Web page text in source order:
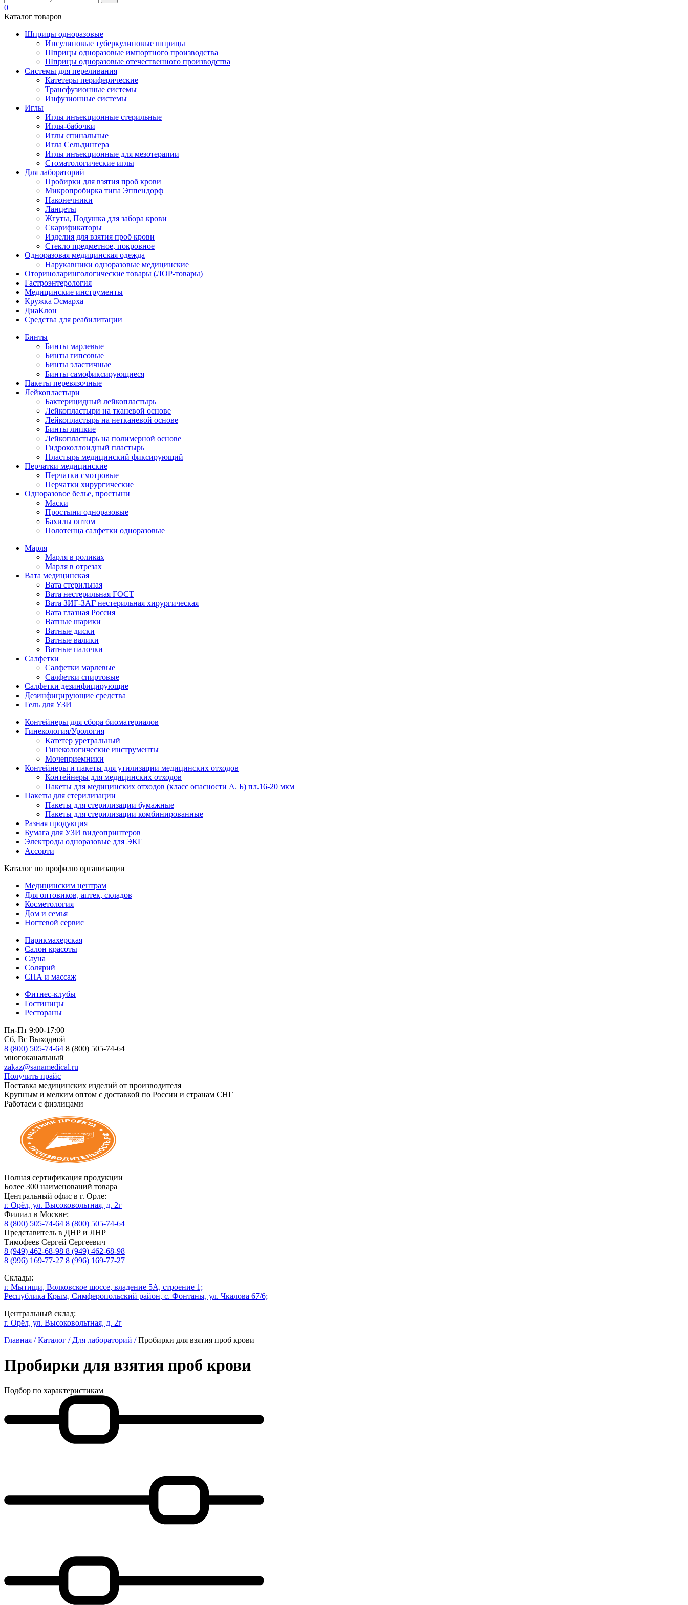
0
Каталог товаров
Шприцы одноразовые
Инсулиновые туберкулиновые шприцы
Шприцы одноразовые импортного производства
Шприцы одноразовые отечественного производства
Системы для переливания
Катетеры периферические
Трансфузионные системы
Инфузионные системы
Иглы
Иглы инъекционные стерильные
Иглы-бабочки
Иглы спинальные
Игла Сельдингера
Иглы инъекционные для мезотерапии
Стоматологические иглы
Для лабораторий
Пробирки для взятия проб крови
Микропробирка типа Эппендорф
Наконечники
Ланцеты
Жгуты, Подушка для забора крови
Скарификаторы
Изделия для взятия проб крови
Стекло предметное, покровное
Одноразовая медицинская одежда
Нарукавники одноразовые медицинские
Оториноларингологические товары (ЛОР-товары)
Гастроэнтерология
Медицинские инструменты
Кружка Эсмарха
ДиаКлон
Средства для реабилитации
Бинты
Бинты марлевые
Бинты гипсовые
Бинты эластичные
Бинты самофиксирующиеся
Пакеты перевязочные
Лейкопластыри
Бактерицидный лейкопластырь
Лейкопластыри на тканевой основе
Лейкопластырь на нетканевой основе
Бинты липкие
Лейкопластырь на полимерной основе
Гидроколлоидный пластырь
Пластырь медицинский фиксирующий
Перчатки медицинские
Перчатки смотровые
Перчатки хирургические
Одноразовое белье, простыни
Маски
Простыни одноразовые
Бахилы оптом
Полотенца салфетки одноразовые
Марля
Марля в роликах
Марля в отрезах
Вата медицинская
Вата стерильная
Вата нестерильная ГОСТ
Вата ЗИГ-ЗАГ нестерильная хирургическая
Вата глазная Россия
Ватные шарики
Ватные диски
Ватные валики
Ватные палочки
Салфетки
Салфетки марлевые
Салфетки спиртовые
Салфетки дезинфицирующие
Дезинфицирующие средства
Гель для УЗИ
Контейнеры для сбора биоматериалов
Гинекология/Урология
Катетер уретральный
Гинекологические инструменты
Мочеприемники
Контейнеры и пакеты для утилизации медицинских отходов
Контейнеры для медицинских отходов
Пакеты для медицинских отходов (класс опасности А. Б) пл.16-20 мкм
Пакеты для стерилизации
Пакеты для стерилизации бумажные
Пакеты для стерилизации комбинированные
Разная продукция
Бумага для УЗИ видеопринтеров
Электроды одноразовые для ЭКГ
Ассорти
Каталог по профилю организации
Медицинским центрам
Для оптовиков, аптек, складов
Косметология
Дом и семья
Ногтевой сервис
Парикмахерская
Салон красоты
Сауна
Солярий
СПА и массаж
Фитнес-клубы
Гостиницы
Рестораны
Пн-Пт 9:00-17:00
Сб, Вс Выходной
8 (800) 505-74-64 8 (800) 505-74-64
многоканальный
zakaz@sanamedical.ru
Получить прайс
Поставка медицинских изделий от производителя
Крупным и мелким оптом с доставкой по России и странам СНГ
Работаем с физлицами
Полная сертификация продукции
Более 300 наименований товара
Центральный офис в г. Орле:
г. Орёл, ул. Высоковольтная, д. 2г
Филиал в Москве:
8 (800) 505-74-64 8 (800) 505-74-64
Представитель в ДНР и ЛНР
Тимофеев Сергей Сергеевич
8 (949) 462-68-98 8 (949) 462-68-98
8 (996) 169-77-27 8 (996) 169-77-27
Склады:
г. Мытищи, Волковское шоссе, владение 5А, строение 1;
Республика Крым, Симферопольский район, с. Фонтаны, ул. Чкалова 67/6;
Центральный склад:
г. Орёл, ул. Высоковольтная, д. 2г
Главная /Каталог / Для лабораторий /Пробирки для взятия проб крови
Пробирки для взятия проб крови
Подбор по характеристикам